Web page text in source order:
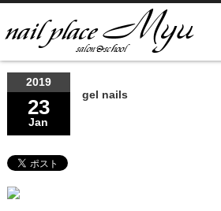
2019
23
Jan
gel nails